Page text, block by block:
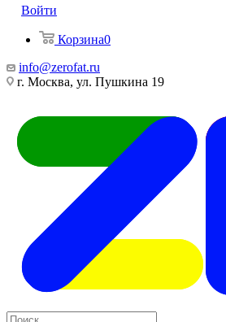
Войти
Корзина0
info@zerofat.ru
г. Москва, ул. Пушкина 19